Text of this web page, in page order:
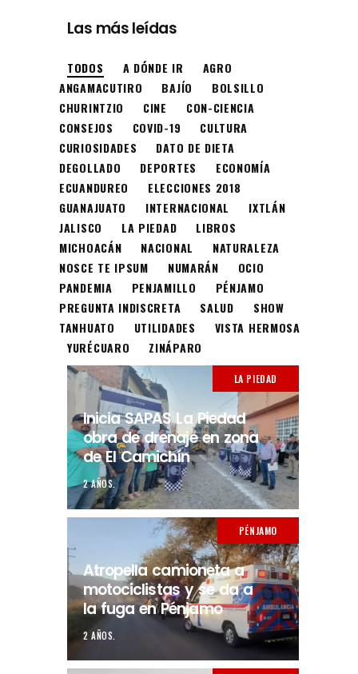
Las más leídas
TODOS A DÓNDE IR
AGRO
ANGAMACUTIRO
BAJÍO
BOLSILLO
CHURINTZIO
CINE
CON-CIENCIA
CONSEJOS
COVID-19
CULTURA
CURIOSIDADES
DATO DE DIETA
DEGOLLADO
DEPORTES
ECONOMÍA
ECUANDUREO
ELECCIONES 2018
GUANAJUATO
INTERNACIONAL
IXTLÁN
JALISCO
LA PIEDAD
LIBROS
MICHOACÁN
NACIONAL
NATURALEZA
NOSCE TE IPSUM
NUMARÁN
OCIO
PANDEMIA
PENJAMILLO
PÉNJAMO
PREGUNTA INDISCRETA
SALUD
SHOW
TANHUATO
UTILIDADES
VISTA HERMOSA
YURÉCUARO
ZINÁPARO
LA PIEDAD
Inicia SAPAS La Piedad
obra de drenaje en zona
de El Camichín
2 AÑOS.
PÉNJAMO
Atropella camioneta a
motociclistas y se da a
la fuga en Pénjamo
2 AÑOS.